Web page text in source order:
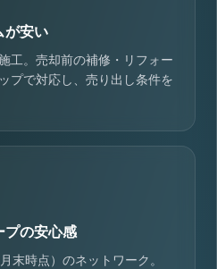
が安い
工。売却前の補修・リフォー
プで対応し、売り出し条件を
プの安心感
末時点）のネットワーク。